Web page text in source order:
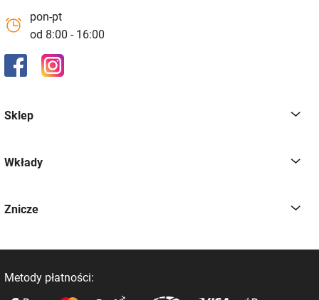
pon-pt
od 8:00 - 16:00
Sklep
Wkłady
Znicze
Metody płatności: